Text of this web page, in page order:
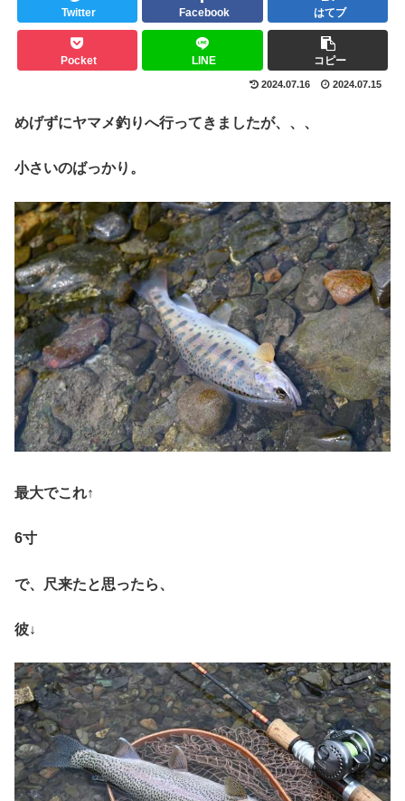
Twitter Facebook はてブ
Pocket LINE コピー
2024.07.16 2024.07.15
めげずにヤマメ釣りへ行ってきましたが、、、
小さいのばっかり。
最大でこれ↑
6寸
で、尺来たと思ったら、
彼↓